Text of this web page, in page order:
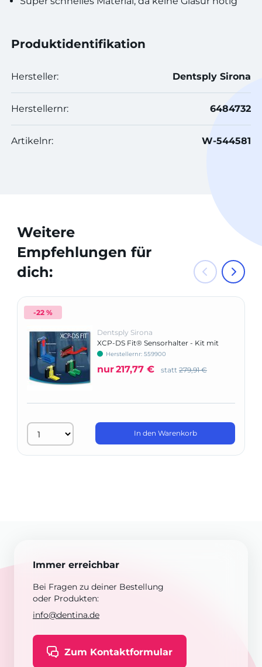
Produktidentifikation
Hersteller: Dentsply Sirona
Herstellernr: 6484732
Artikelnr: W-544581
Weitere
Empfehlungen für
dich:
-22 %
Dentsply Sirona
XCP-DS Fit® Sensorhalter - Kit mit
XCP-ORA
Herstellernr: 559900
nur217,77 € statt 279,91 €
In den Warenkorb
Immer erreichbar
Bei Fragen zu deiner Bestellung
oder Produkten:
info@dentina.de
Zum Kontaktformular